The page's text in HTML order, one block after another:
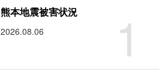
1
熊本地震被害状況
2026.08.06